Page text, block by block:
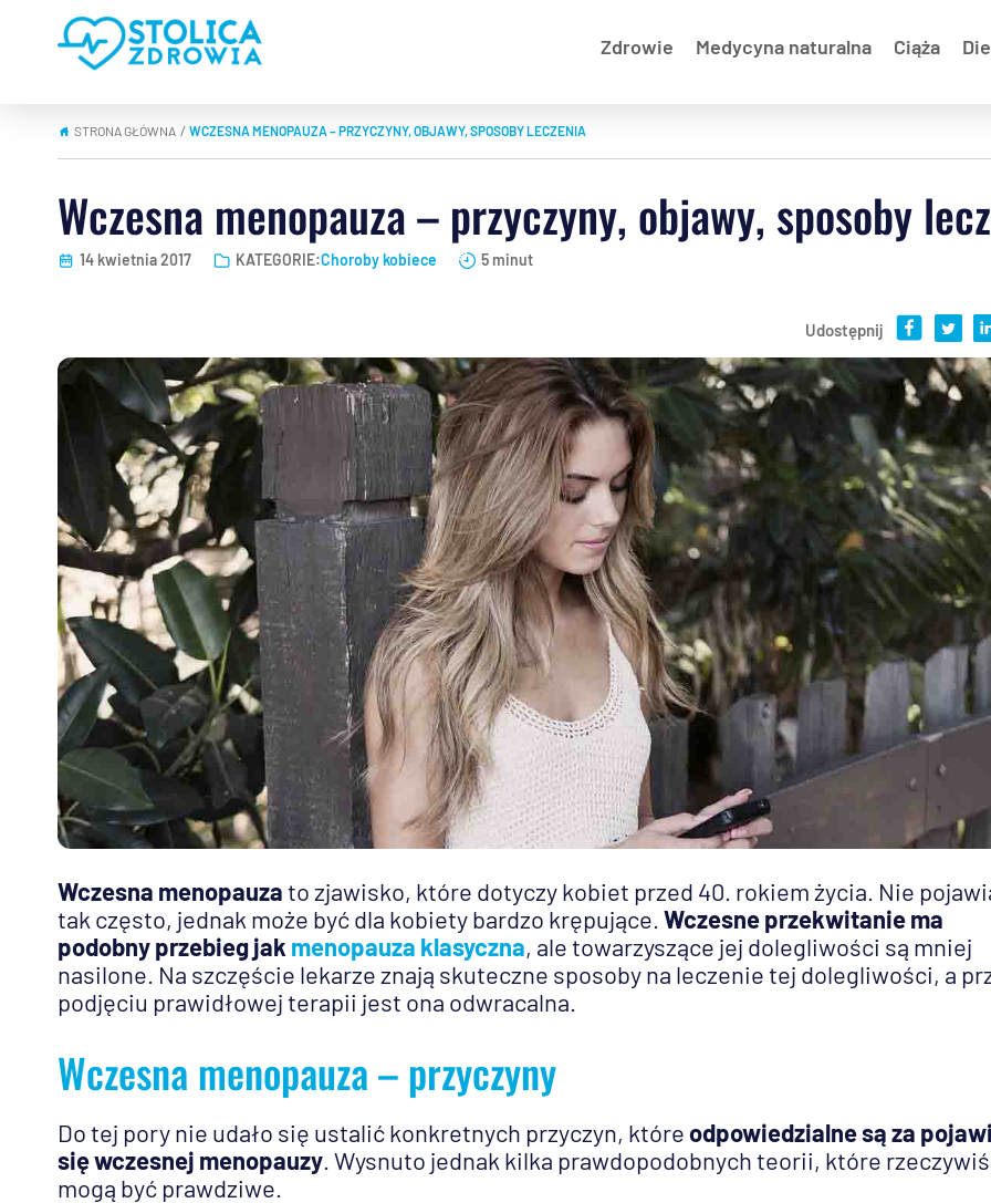
Zdrowie Medycyna naturalna Ciąża
STRONA GŁÓWNA | WCZESNA MENOPAUZA – PRZYCZYNY, OBJAWY, SPOSOBY LECZENIA
Wczesna menopauza – przyczyny, objawy, sposoby
14 kwietnia 2017 KATEGORIE:Choroby kobiece 5 minut
Udostępnij
Wczesna menopauzato zjawisko, które dotyczy kobiet przed 40. rokiem życia. Nie
tak często, jednak może być dla kobiety bardzo krępujące. Wczesne przekwitanie ma
podobny przebieg jak menopauza klasyczna, ale towarzyszące jej dolegliwości są mniej
nasilone. Na szczęście lekarze znają skuteczne sposoby na leczenie tej dolegliwości, a
podjęciu prawidłowej terapii jest ona odwracalna.
Wczesna menopauza – przyczyny
Do tej pory nie udało się ustalić konkretnych przyczyn, któreodpowiedzialne są za
się wczesnej menopauzy . Wysnuto jednak kilka prawdopodobnych teorii, które
mogą być prawdziwe.